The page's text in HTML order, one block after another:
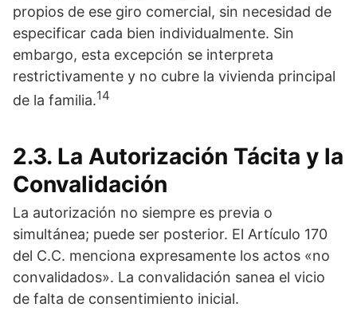
propios de ese giro comercial, sin necesidad de
especificar cada bien individualmente. Sin
embargo, esta excepción se interpreta
restrictivamente y no cubre la vivienda principal
de la familia.14
2.3. La Autorización Tácita y la
Convalidación
La autorización no siempre es previa o
simultánea; puede ser posterior. El Artículo 170
del C.C. menciona expresamente los actos «no
convalidados». La convalidación sanea el vicio
de falta de consentimiento inicial.